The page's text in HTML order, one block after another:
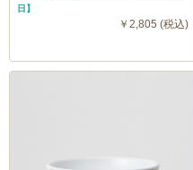
日】
￥2,805 (税込)